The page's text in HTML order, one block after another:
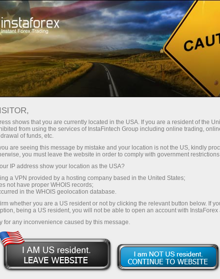
Dành cho Nhà giao dịch
Điều kiện giao dịch
USDCAD
1.3943 (%) 07 Aug 2026 20:59
Buy
1.3943
1.394
Traders' feedback
Closing
1.40093
shows that you are currently located in the USA. If you are a resident of the
from using the services of InstaFintech Group including online trading,
of funds, etc.
are seeing this message by mistake and your location is not the US, kindly
you must leave the website in order to comply with government
IP address show your location as the USA?
a VPN provided by a hosting company based in the United States;
not have proper WHOIS records;
in the WHOIS geolocation database.
whether you are a US resident or not by clicking the relevant button below. If
being a US resident, you will not be able to open an account with InstaForex
for any inconvenience caused by this message.